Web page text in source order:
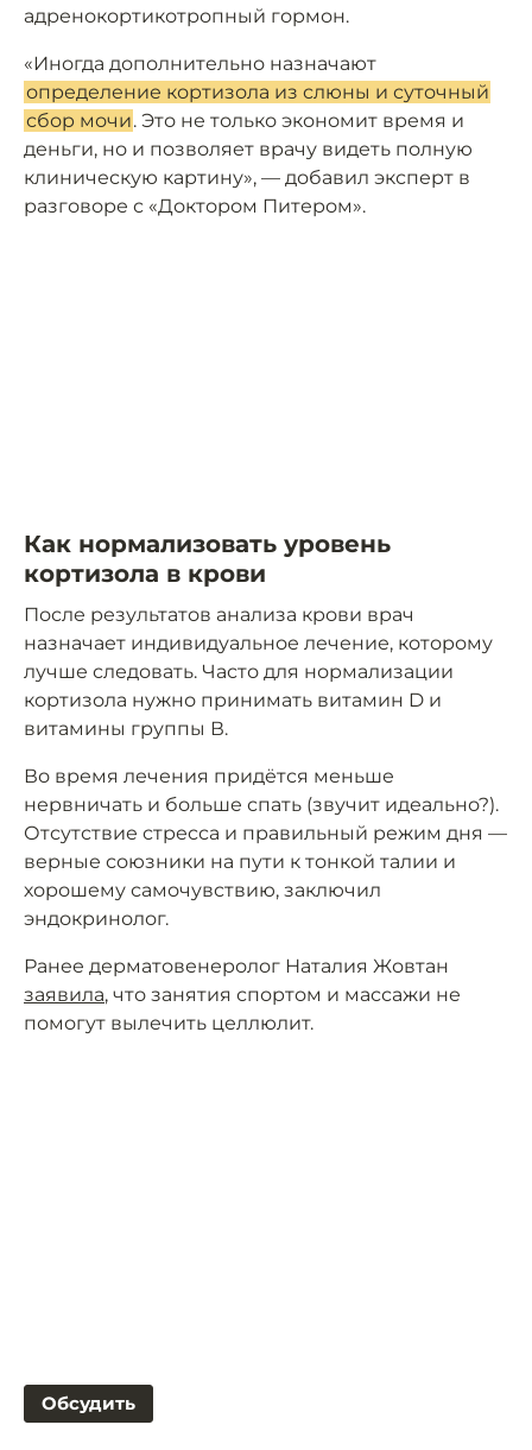
адренокортикотропный гормон.
«Иногда дополнительно назначают
определение кортизола из слюны и суточный
сбор мочи. Это не только экономит время и
деньги, но и позволяет врачу видеть полную
клиническую картину», — добавил эксперт в
разговоре с «Доктором Питером».
Как нормализовать уровень
кортизола в крови
После результатов анализа крови врач
назначает индивидуальное лечение, которому
лучше следовать. Часто для нормализации
кортизола нужно принимать витамин D и
витамины группы В.
Во время лечения придётся меньше
нервничать и больше спать (звучит идеально?).
Отсутствие стресса и правильный режим дня —
верные союзники на пути к тонкой талии и
хорошему самочувствию, заключил
эндокринолог.
Ранее дерматовенеролог Наталия Жовтан
заявила, что занятия спортом и массажи не
помогут вылечить целлюлит.
Обсудить